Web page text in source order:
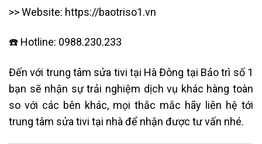
>> Website: https://baotriso1.vn
☎️ Hotline: 0988.230.233
Đến với trung tâm sửa tivi tại Hà Đông tại Bảo trì số 1
bạn sẽ nhận sự trải nghiệm dịch vụ khác hàng toàn
so với các bên khác, mọi thắc mắc hãy liên hệ tới
trung tâm sửa tivi tại nhà để nhận được tư vấn nhé.